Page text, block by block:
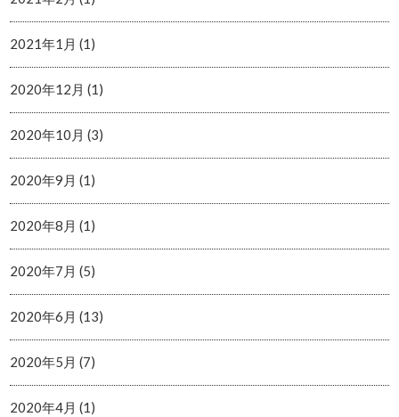
2021年1月 (1)
2020年12月 (1)
2020年10月 (3)
2020年9月 (1)
2020年8月 (1)
2020年7月 (5)
2020年6月 (13)
2020年5月 (7)
2020年4月 (1)